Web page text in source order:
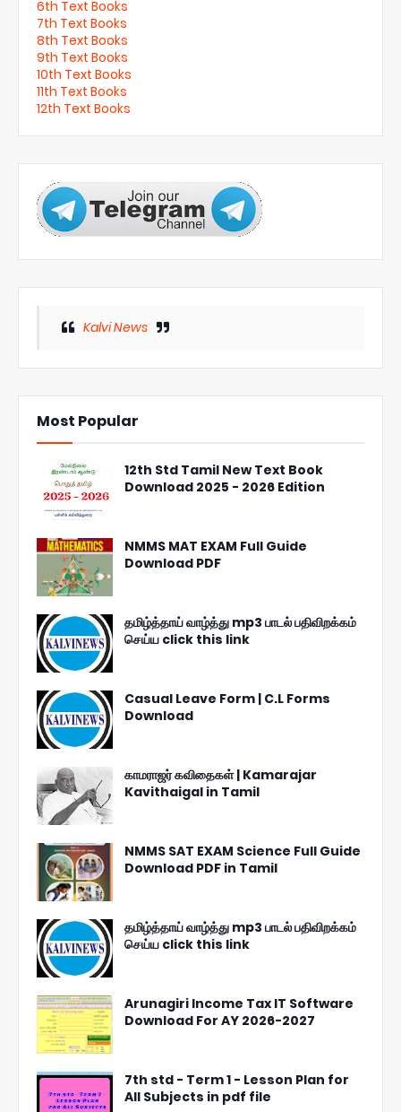
6th Text Books
7th Text Books
8th Text Books
9th Text Books
10th Text Books
11th Text Books
12th Text Books
Kalvi News
Most Popular
12th Std Tamil New Text Book
Download 2025 - 2026 Edition
NMMS MAT EXAM Full Guide
Download PDF
தமிழ்த்தாய் வாழ்த்து mp3 பாடல் பதிவிறக்கம்
செய்ய click this link
Casual Leave Form | C.L Forms
Download
காமராஜர் கவிதைகள் | Kamarajar
Kavithaigal in Tamil
NMMS SAT EXAM Science Full Guide
Download PDF in Tamil
தமிழ்த்தாய் வாழ்த்து mp3 பாடல் பதிவிறக்கம்
செய்ய click this link
Arunagiri Income Tax IT Software
Download For AY 2026-2027
7th std - Term 1 - Lesson Plan for
All Subjects in pdf file